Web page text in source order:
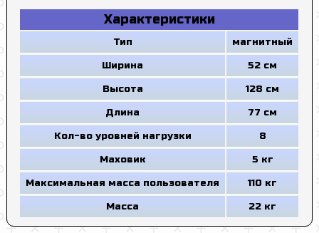
Характеристики
Тип магнитный
Ширина 52 см
Высота 128 см
Длина 77 см
Кол-во уровней нагрузки 8
Маховик 5 кг
Максимальная масса пользователя 110 кг
Масса 22 кг